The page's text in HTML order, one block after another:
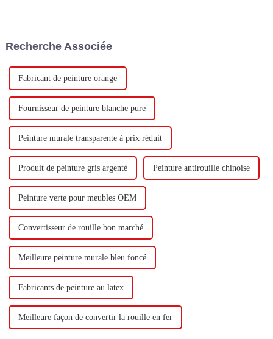
base d'eau et 60 000 tonnes de
Recherche Associée
Fabricant de peinture orange
Fournisseur de peinture blanche pure
Peinture murale transparente à prix réduit
Produit de peinture gris argenté Peinture antirouille chinoise
Peinture verte pour meubles OEM
Convertisseur de rouille bon marché
Meilleure peinture murale bleu foncé
Fabricants de peinture au latex
Meilleure façon de convertir la rouille en fer